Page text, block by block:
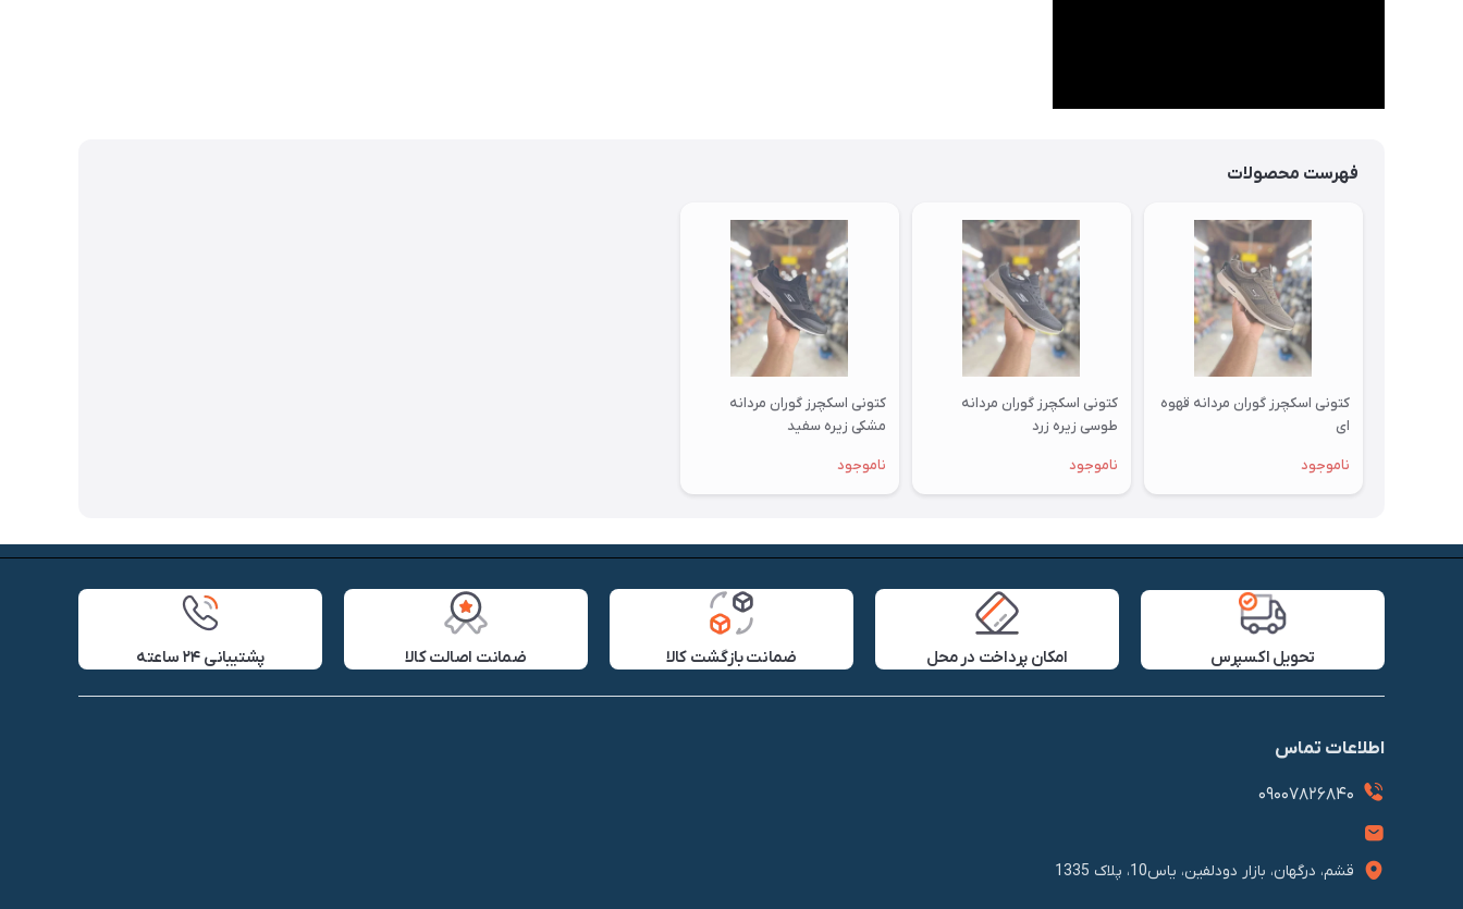
فهرست محصولات
کتونی اسکچرز گوران مردانه قهوه
ای
ناموجود
کتونی اسکچرز گوران مردانه
طوسی زیره زرد
ناموجود
کتونی اسکچرز گوران مردانه
مشکی زیره سفید
ناموجود
تحویل اکسپرس امکان پرداخت در محل ضمانت بازگشت کالا ضمانت اصالت کالا پشتیبانی ۲۴ ساعته
اطلاعات تماس
09007826840
قشم، درگهان، بازار دودلفین، یاس10، پلاک 1335